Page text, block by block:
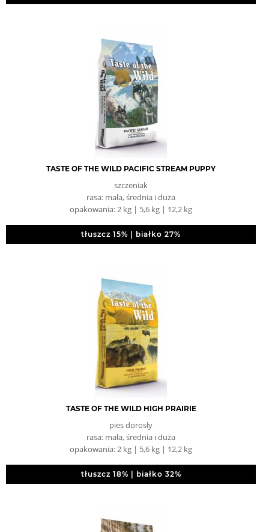
TASTE OF THE WILD PACIFIC STREAM PUPPY
szczeniak
rasa: mała, średnia i duża
opakowania: 2 kg | 5,6 kg | 12,2 kg
tłuszcz 15% | białko 27%
TASTE OF THE WILD HIGH PRAIRIE
pies dorosły
rasa: mała, średnia i duża
opakowania: 2 kg | 5,6 kg | 12,2 kg
tłuszcz 18% | białko 32%